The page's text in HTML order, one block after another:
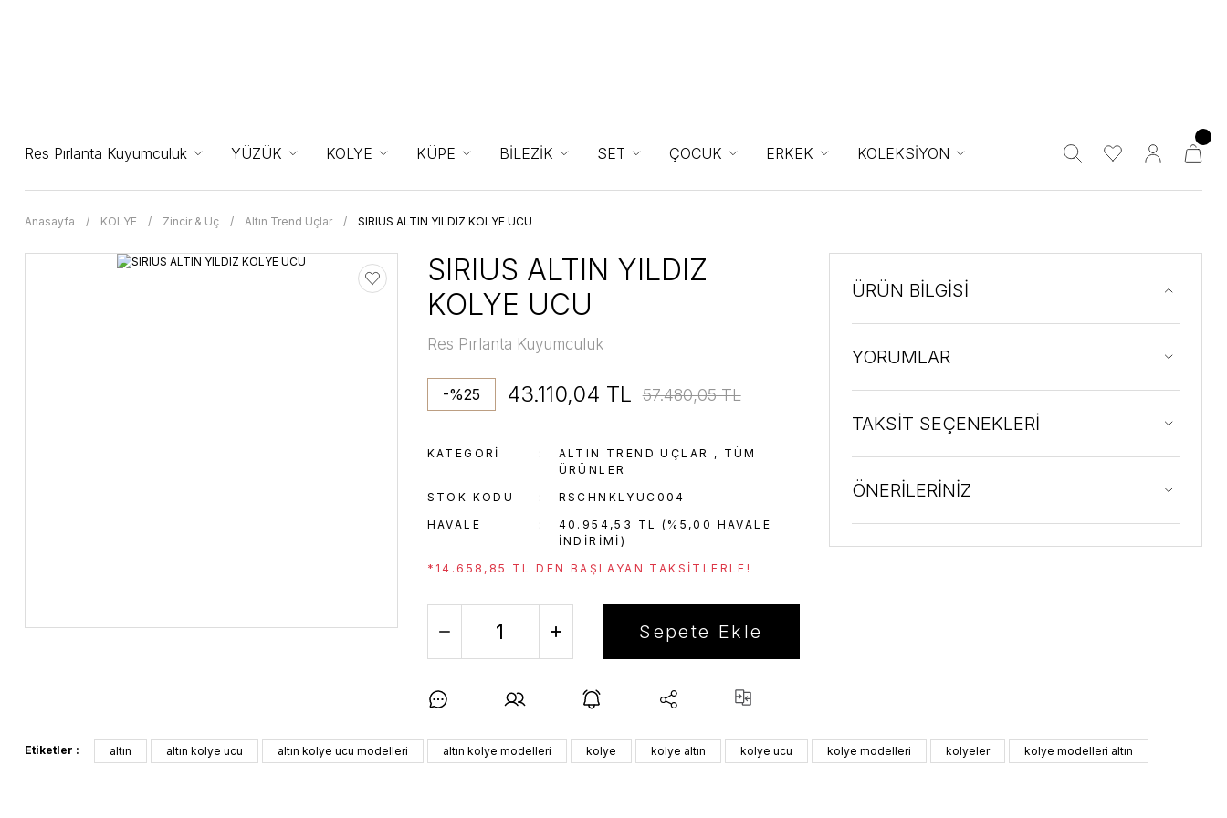
Res Pırlanta Kuyumculuk YÜZÜK KOLYE KÜPE BİLEZİK SET ÇOCUK ERKEK KOLEKSİYON
Anasayfa KOLYE Zincir & Uç Altın Trend Uçlar SIRIUS ALTIN YILDIZ KOLYE UCU
SIRIUS ALTIN YILDIZ
KOLYE UCU
Res Pırlanta Kuyumculuk
-%25 43.110,04 TL 57.480,05 TL
KATEGORI ALTIN TREND UÇLAR , TÜM
ÜRÜNLER
STOK KODU
RSCHNKLYUC004
HAVALE
40.954,53 TL (%5,00 HAVALE
INDIRIMI)
*14.658,85 TL DEN BAŞLAYAN TAKSITLERLE!
Sepete Ekle
ÜRÜN BİLGİSİ
YORUMLAR
TAKSİT SEÇENEKLERİ
ÖNERİLERİNİZ
Etiketler : altın altın kolye ucu altın kolye ucu modelleri altın kolye modelleri kolye kolye altın kolye ucu kolye modelleri kolyeler kolye modelleri altın